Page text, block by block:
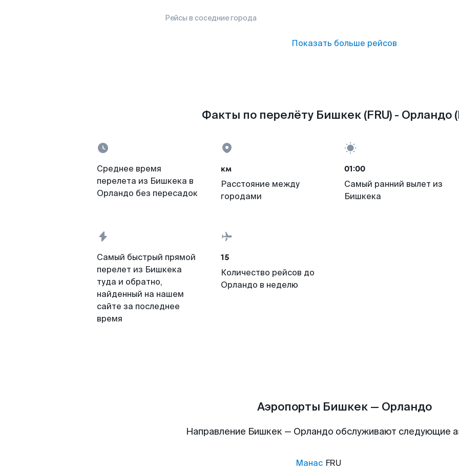
Рейсы в соседние города
Показать больше рейсов
Факты по перелёту Бишкек (FRU) - Орландо
Среднее время
перелета из Бишкека в
Орландо без пересадок
км
Расстояние между
городами
01:00
Самый ранний вылет из
Бишкека
Самый быстрый прямой
перелет из Бишкека
туда и обратно,
найденный на нашем
сайте за последнее
время
15
Количество рейсов до
Орландо в неделю
Аэропорты Бишкек — Орландо
Направление Бишкек — Орландо обслуживают следующие
Манас FRU